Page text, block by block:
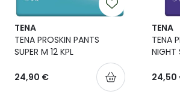
TENA
TENA PROSKIN PANTS
SUPER M 12 KPL
24,90 €
TENA
TENA
NIGHT
24,50